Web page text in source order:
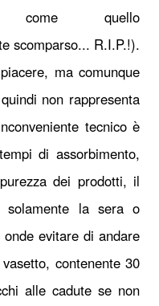
come quello
scomparso... R.I.P.!).
ma comunque
non rappresenta
tecnico è
di assorbimento,
dei prodotti, il
la sera o
evitare di andare
contenente 30
alle cadute se non